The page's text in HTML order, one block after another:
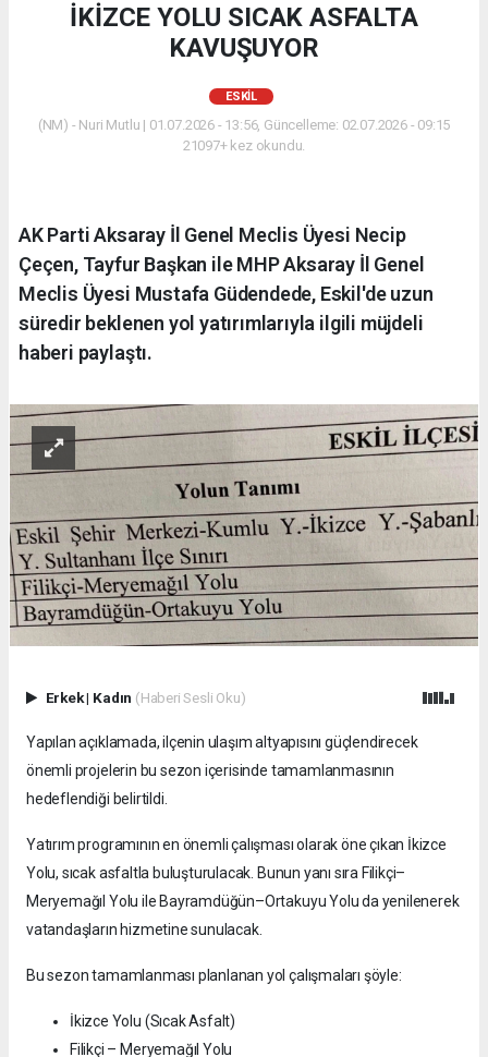
İKİZCE YOLU SICAK ASFALTA
KAVUŞUYOR
ESKİL
(NM) - Nuri Mutlu | 01.07.2026 - 13:56, Güncelleme: 02.07.2026 - 09:15
21097+ kez okundu.
AK Parti Aksaray İl Genel Meclis Üyesi Necip
Çeçen, Tayfur Başkan ile MHP Aksaray İl Genel
Meclis Üyesi Mustafa Güdendede, Eskil'de uzun
süredir beklenen yol yatırımlarıyla ilgili müjdeli
haberi paylaştı.
Erkek| Kadın (Haberi Sesli Oku)
Yapılan açıklamada, ilçenin ulaşım altyapısını güçlendirecek
önemli projelerin bu sezon içerisinde tamamlanmasının
hedeflendiği belirtildi.
Yatırım programının en önemli çalışması olarak öne çıkan İkizce
Yolu, sıcak asfaltla buluşturulacak. Bunun yanı sıra Filikçi–
Meryemağıl Yolu ile Bayramdüğün–Ortakuyu Yolu da yenilenerek
vatandaşların hizmetine sunulacak.
Bu sezon tamamlanması planlanan yol çalışmaları şöyle:
İkizce Yolu (Sıcak Asfalt)
Filikçi – Meryemağıl Yolu